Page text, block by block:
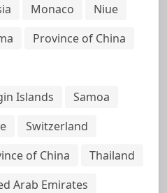
Monaco
Niue
Province of China
Islands
Samoa
Switzerland
of China
Thailand
Arab Emirates